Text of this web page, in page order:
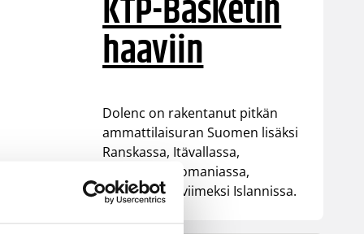
haaviin
Dolenc on rakentanut pitkän
ammattilaisuran Suomen lisäksi
Ranskassa, Itävallassa,
Liettuassa, Romaniassa,
Bosniassa ja viimeksi Islannissa.